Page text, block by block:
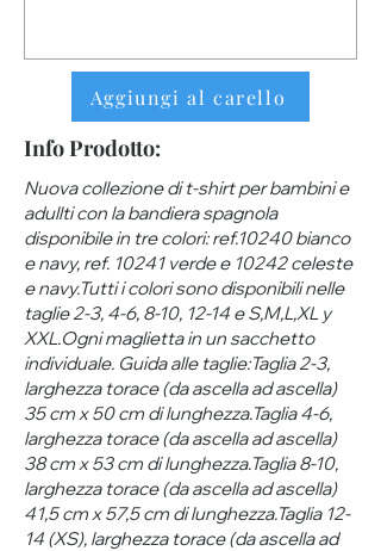
Aggiungi al carello
Info Prodotto:
Nuova collezione di t-shirt per bambini e
adullti con la bandiera spagnola
disponibile in tre colori: ref.10240 bianco
e navy, ref. 10241 verde e 10242 celeste
e navy.Tutti i colori sono disponibili nelle
taglie 2-3, 4-6, 8-10, 12-14 e S,M,L,XL y
XXL.Ogni maglietta in un sacchetto
individuale. Guida alle taglie:Taglia 2-3,
larghezza torace (da ascella ad ascella)
35 cm x 50 cm di lunghezza.Taglia 4-6,
larghezza torace (da ascella ad ascella)
38 cm x 53 cm di lunghezza.Taglia 8-10,
larghezza torace (da ascella ad ascella)
41,5 cm x 57,5 ​​cm di lunghezza.Taglia 12-
14 (XS), larghezza torace (da ascella ad